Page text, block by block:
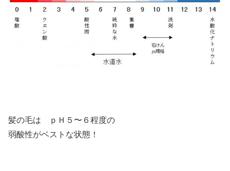
髪の毛は ｐＨ５〜６程度の
弱酸性がベストな状態！